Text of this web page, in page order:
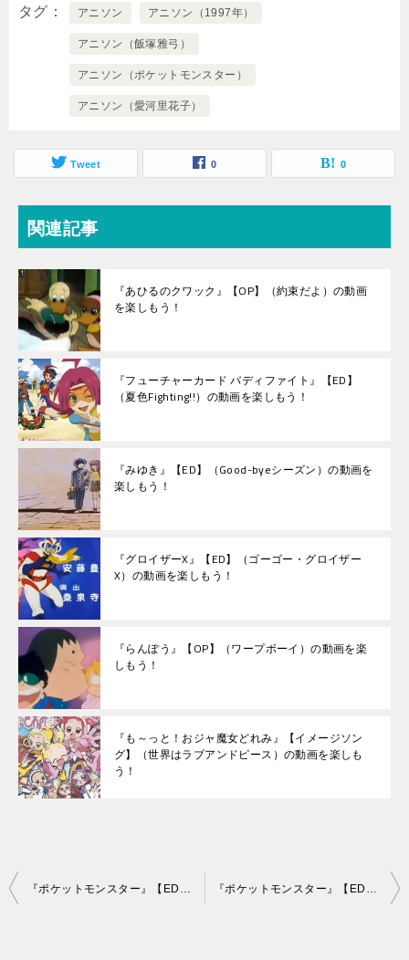
タグ アニソン アニソン（1997年）
アニソン（飯塚雅弓）
アニソン（ポケットモンスター）
アニソン（愛河里花子）
Tweet 0 0
関連記事
『あひるのクワック』【OP】（約束だよ）の動画
を楽しもう！
『フューチャーカード バディファイト』【ED】
（夏色Fighting!!）の動画を楽しもう！
『みゆき』【ED】（Good-byeシーズン）の動画を
楽しもう！
『グロイザーX』【ED】（ゴーゴー・グロイザー
X）の動画を楽しもう！
『らんぽう』【OP】（ワープボーイ）の動画を楽
しもう！
『も～っと！おジャ魔女どれみ』【イメージソン
グ】（世界はラブアンドピース）の動画を楽しも
う！
投